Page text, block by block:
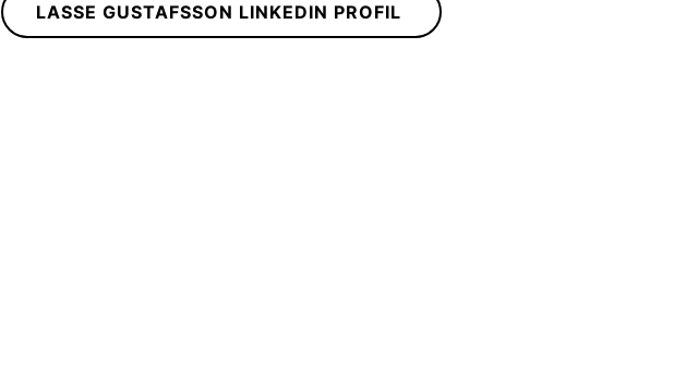
LASSE GUSTAFSSON LINKEDIN PROFIL